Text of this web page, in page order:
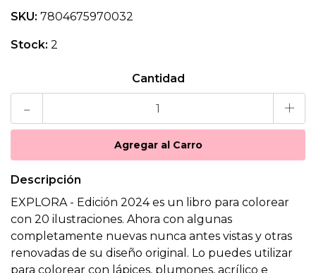
SKU: 7804675970032
Stock: 2
Cantidad
- +
Descripción
EXPLORA - Edición 2024 es un libro para colorear
con 20 ilustraciones. Ahora con algunas
completamente nuevas nunca antes vistas y otras
renovadas de su diseño original. Lo puedes utilizar
para colorear con lápices, plumones, acrílico e